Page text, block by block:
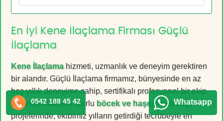
En İyi Kene İlaçlama Firması Güçlü
İlaçlama
Kene İlaçlamahizmeti, uzmanlık ve deneyim gerektiren
bir alandır. Güçlü İlaçlama firmamız, bünyesinde en az
beş yıllık deneyime sahip, sertifikalı profesyonel bir ekip
bulundurmaktadır. Zorlu böcek ve haşere temizliği
projelerinde, ekibimiz yılların getirdiği tecrübeyle en
0542 188 45 42 Whatsapp